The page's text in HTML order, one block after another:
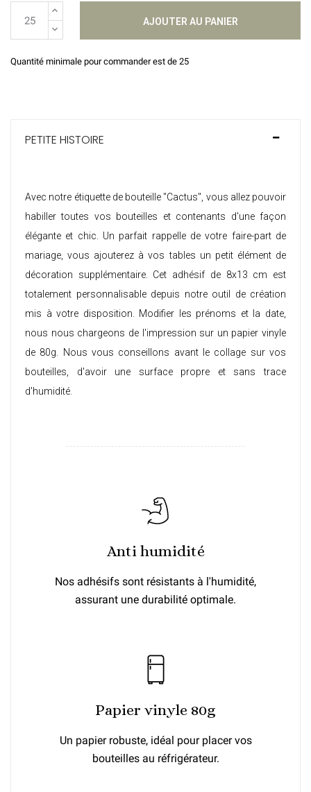
AJOUTER AU PANIER
Quantité minimale pour commander est de 25
PETITE HISTOIRE
Avec notre étiquette de bouteille "Cactus", vous allez pouvoir
habiller toutes vos bouteilles et contenants d'une façon
élégante et chic. Un parfait rappelle de votre faire-part de
mariage, vous ajouterez à vos tables un petit élément de
décoration supplémentaire. Cet adhésif de 8x13 cm est
totalement personnalisable depuis notre outil de création
mis à votre disposition. Modifier les prénoms et la date,
nous nous chargeons de l'impression sur un papier vinyle
de 80g. Nous vous conseillons avant le collage sur vos
bouteilles, d'avoir une surface propre et sans trace
d'humidité.
Anti humidité
Nos adhésifs sont résistants à l'humidité,
assurant une durabilité optimale.
Papier vinyle 80g
Un papier robuste, idéal pour placer vos
bouteilles au réfrigérateur.